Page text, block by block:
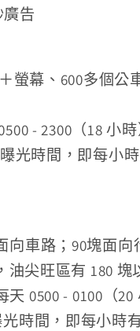
廣告
螢幕、600多個公
- 2300（18 小時
光時間，即每小
向車路；90塊面向
油尖旺區有 180 塊
0500 - 0100（20
時間，即每小時